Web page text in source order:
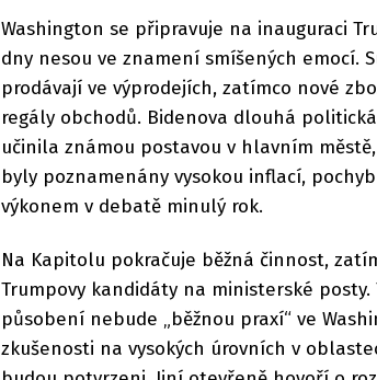
Washington se připravuje na inauguraci
dny nesou ve znamení smíšených emocí.
prodávají ve výprodejích, zatímco nové
regály obchodů. Bidenova dlouhá
učinila známou postavou v hlavním
byly poznamenány vysokou inflací,
výkonem v debatě minulý rok.
Na Kapitolu pokračuje běžná činnost,
Trumpovy kandidáty na ministerské
působení nebude „běžnou praxí“ ve
zkušenosti na vysokých úrovních v